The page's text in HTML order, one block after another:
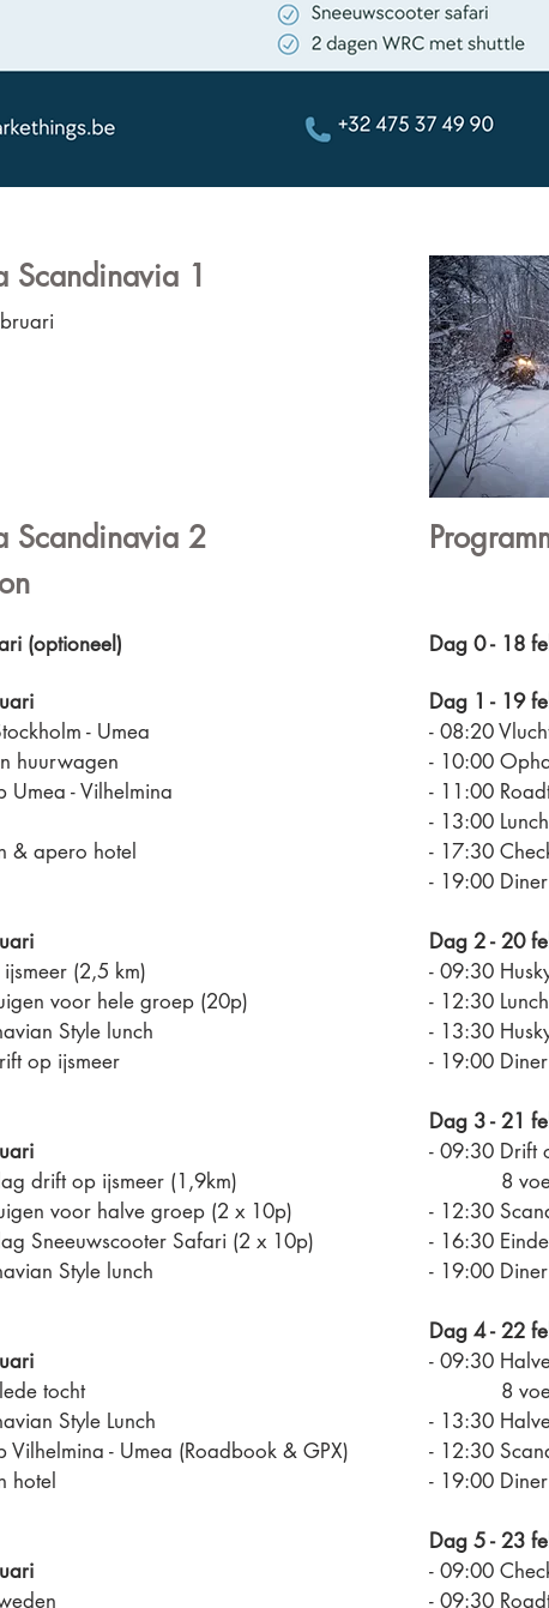
Scandinavia 1
Scandinavia 2
(optioneel)
- Umea
huurwagen
Umea - Vilhelmina
& apero hotel
(2,5 km)
voor hele groep (20p)
Style lunch
op ijsmeer
drift op ijsmeer (1,9km)
voor halve groep (2 x 10p)
Sneeuwscooter Safari (2 x 10p)
Style lunch
tocht
Style Lunch
Vilhelmina - Umea (Roadbook & GPX)
hotel
Dag 0 - 18
Dag 1 - 19
- 08:20
- 10:00
- 11:00
- 13:00 Lunch
- 17:30
- 19:00 Diner
Dag 2 - 20
- 09:30
- 12:30 Lunch
- 13:30
- 19:00 Diner
Dag 3 - 21
- 09:30 Drift
8
- 12:30
- 16:30
- 19:00 Diner
Dag 4 - 22
- 09:30
8
- 13:30
- 12:30
- 19:00 Diner
Dag 5 - 23
- 09:00
- 09:30